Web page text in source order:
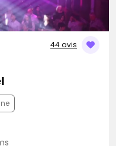
44 avis